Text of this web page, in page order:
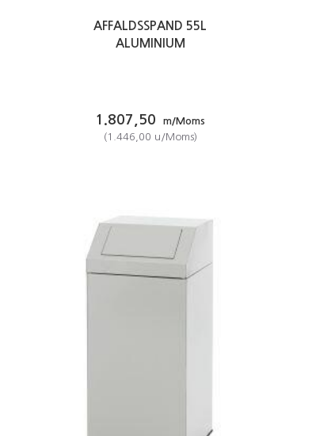
AFFALDSSPAND 55L
ALUMINIUM
1.807,50
m/Moms
(1.446,00 u/Moms)